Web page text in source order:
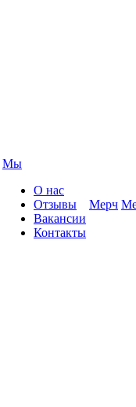
Мы
О нас
Отзывы
Вакансии
Контакты
Мерч